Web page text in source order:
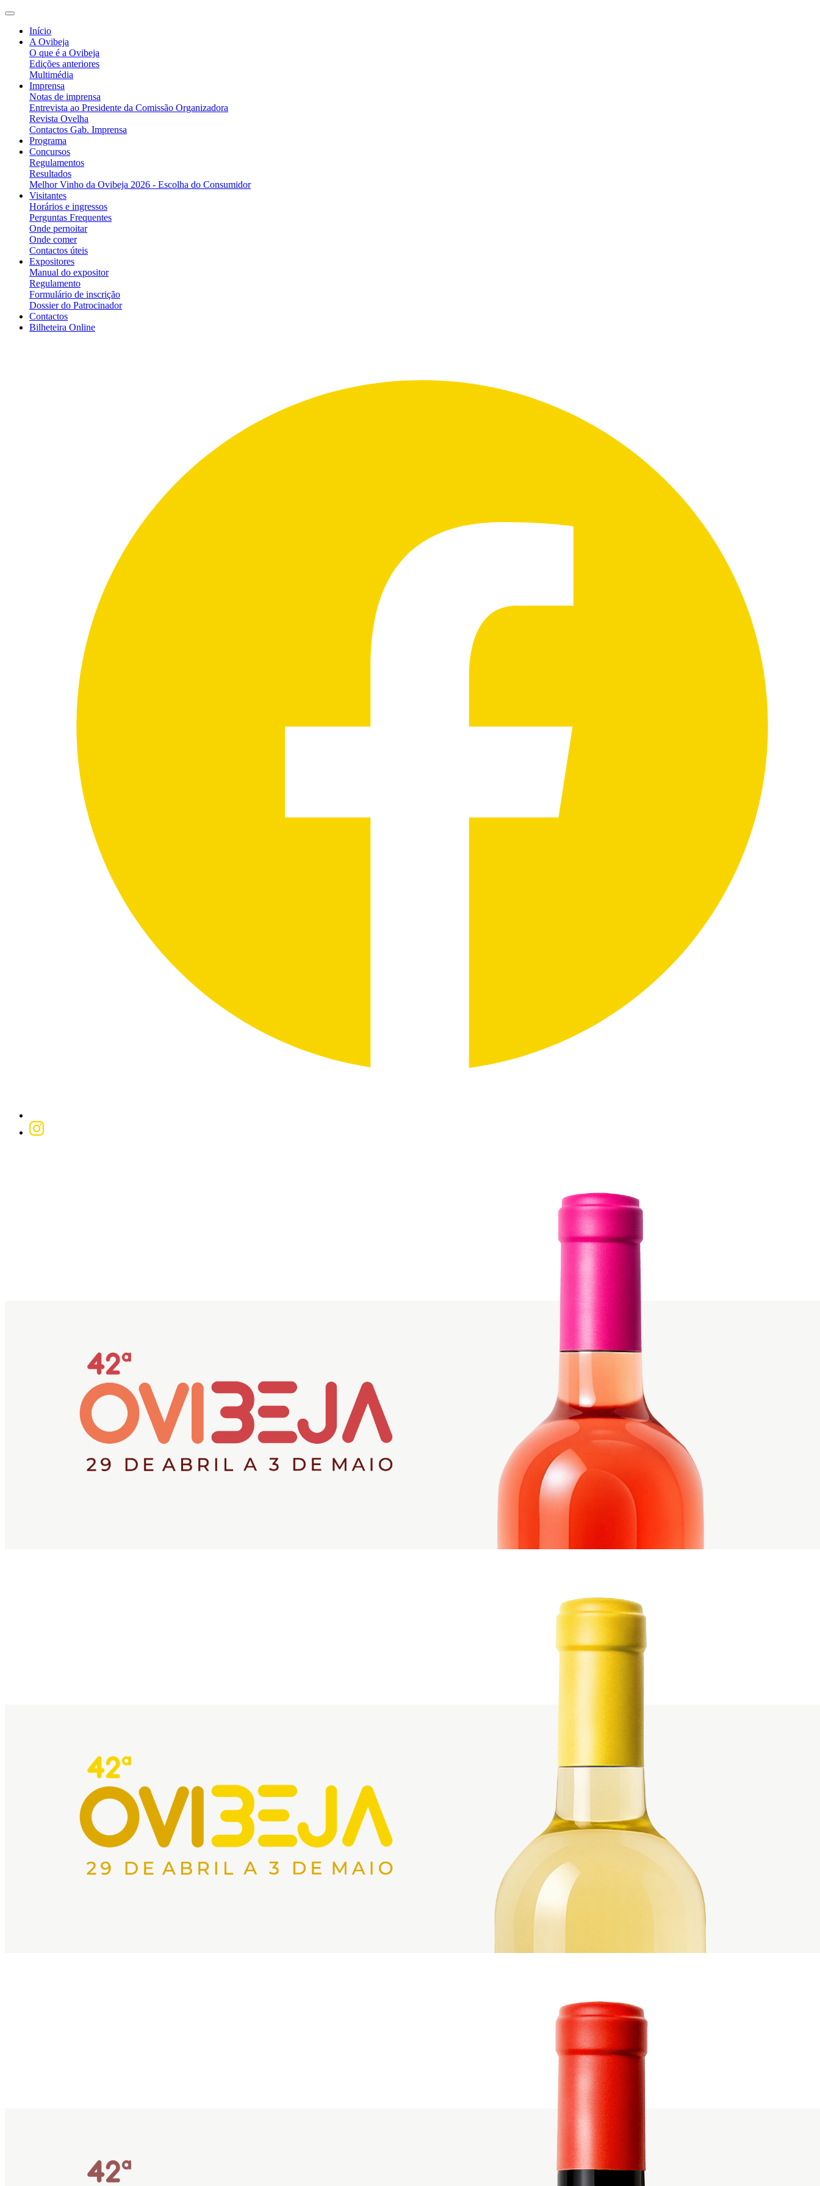
Início
A Ovibeja
O que é a Ovibeja
Edições anteriores
Multimédia
Imprensa
Notas de imprensa
Entrevista ao Presidente da Comissão Organizadora
Revista Ovelha
Contactos Gab. Imprensa
Programa
Concursos
Regulamentos
Resultados
Melhor Vinho da Ovibeja 2026 - Escolha do Consumidor
Visitantes
Horários e ingressos
Perguntas Frequentes
Onde pernoitar
Onde comer
Contactos úteis
Expositores
Manual do expositor
Regulamento
Formulário de inscrição
Dossier do Patrocinador
Contactos
Bilheteira Online